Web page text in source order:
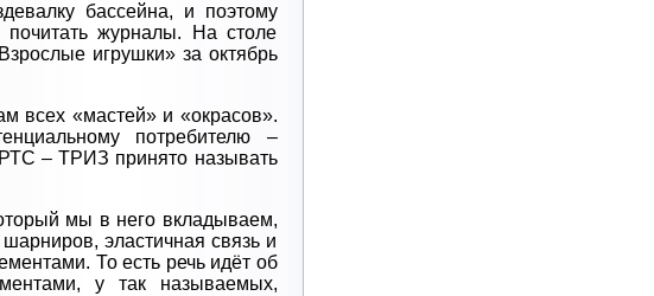
бассейна, и поэтому
журналы. На столе
игрушки» за октябрь
всех «мастей» и «окрасов».
потребителю –
– ТРИЗ принято называть
мы в него вкладываем,
эластичная связь и
То есть речь идёт об
у так называемых,